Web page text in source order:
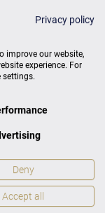
Privacy policy
improve our website,
experience. For
settings.
Deny
Accept all